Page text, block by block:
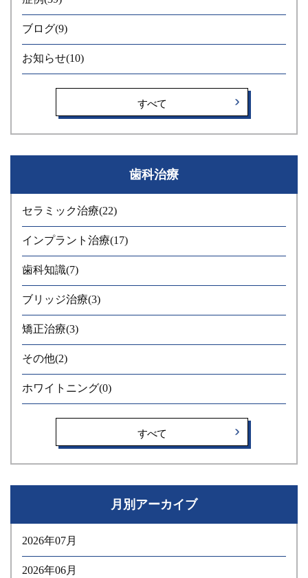
ブログ(9)
お知らせ(10)
すべて
歯科治療
セラミック治療(22)
インプラント治療(17)
歯科知識(7)
ブリッジ治療(3)
矯正治療(3)
その他(2)
ホワイトニング(0)
すべて
月別アーカイブ
2026年07月
2026年06月
族 ・他院でインプラント治療を予定している方（セカンドオピ
ニオン） ・インプラント治療について知りたい方 【内容】
・口腔内診査 ・CT撮影（必要な場合） ・カウンセリング ・他
ー、メインテナンス、保証など） 【ご予約方法】 お電話でご
い合わせをお待ちしております。 みらい歯科 院長 出口